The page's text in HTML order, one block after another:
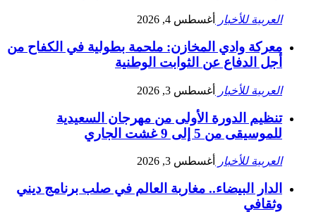
العربية للأخبار أغسطس 4, 2026
معركة وادي المخازن: ملحمة بطولية في الكفاح من
أجل الدفاع عن الثوابت الوطنية
العربية للأخبار أغسطس 3, 2026
تنظيم الدورة الأولى من مهرجان السعيدية
للموسيقى من 5 إلى 9 غشت الجاري
العربية للأخبار أغسطس 3, 2026
الدار البيضاء.. مغاربة العالم في صلب برنامج ديني
وثقافي